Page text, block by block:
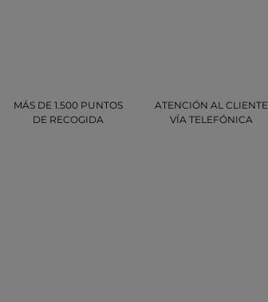
MÁS DE 1.500 PUNTOS
DE RECOGIDA
ATENCIÓN AL CLIENTE
VÍA TELEFÓNICA